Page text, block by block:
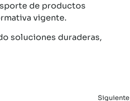
de productos
vigente.
soluciones duraderas,
Siguiente